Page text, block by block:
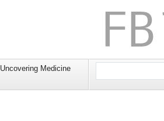
Uncovering Medicine
Website